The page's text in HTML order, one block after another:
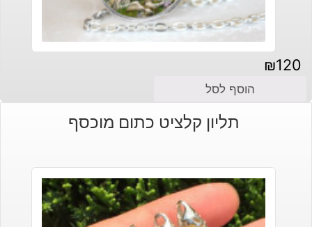
₪120
הוסף לסל
תליון קלציט כתום מוכסף